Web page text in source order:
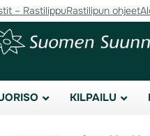
– RastilippuRastilipun ohjeet
KILPAILU